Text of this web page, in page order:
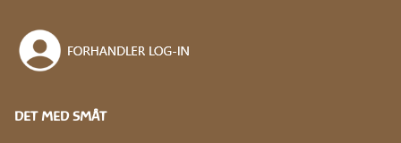
DET MED SMÅT